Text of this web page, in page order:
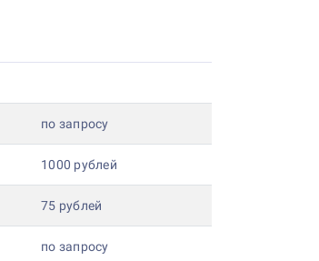
по запросу
1000 рублей
75 рублей
по запросу